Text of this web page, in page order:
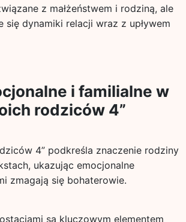
z małżeństwem i rodziną, ale
się dynamiki relacji wraz z upływem
i familialne w
rodziców 4”
4” podkreśla znaczenie rodziny
ukazując emocjonalne
zmagają się bohaterowie.
są kluczowym elementem